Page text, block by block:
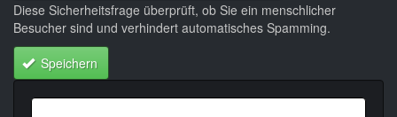
Diese Sicherheitsfrage überprüft, ob Sie ein menschlicher
Besucher sind und verhindert automatisches Spamming.
Speichern